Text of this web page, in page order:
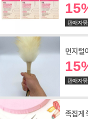
판매자
먼지털
판매자
족집게